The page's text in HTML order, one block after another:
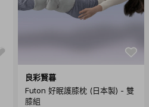
良彩賢暮
Futon 好眠護膝枕 (日本製) - 雙
膝組